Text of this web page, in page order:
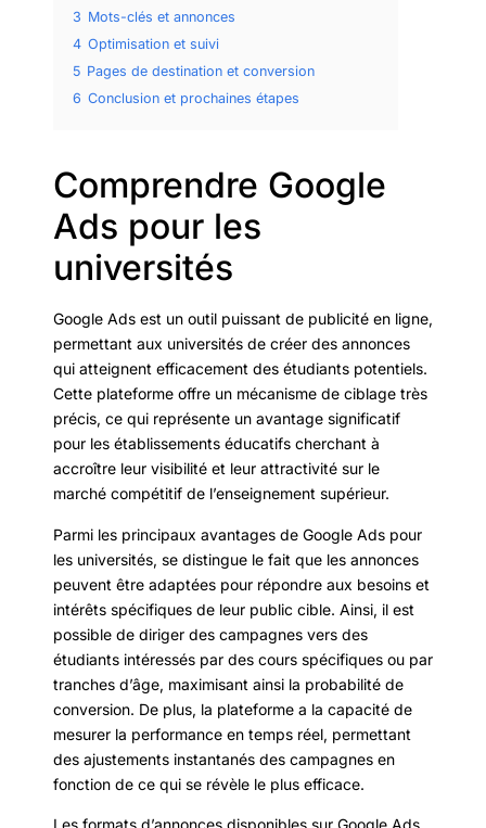
3 Mots-clés et annonces
4 Optimisation et suivi
5 Pages de destination et conversion
6 Conclusion et prochaines étapes
Comprendre Google
Ads pour les
universités
Google Ads est un outil puissant de publicité en ligne,
permettant aux universités de créer des annonces
qui atteignent efficacement des étudiants potentiels.
Cette plateforme offre un mécanisme de ciblage très
précis, ce qui représente un avantage significatif
pour les établissements éducatifs cherchant à
accroître leur visibilité et leur attractivité sur le
marché compétitif de l’enseignement supérieur.
Parmi les principaux avantages de Google Ads pour
les universités, se distingue le fait que les annonces
peuvent être adaptées pour répondre aux besoins et
intérêts spécifiques de leur public cible. Ainsi, il est
possible de diriger des campagnes vers des
étudiants intéressés par des cours spécifiques ou par
tranches d’âge, maximisant ainsi la probabilité de
conversion. De plus, la plateforme a la capacité de
mesurer la performance en temps réel, permettant
des ajustements instantanés des campagnes en
fonction de ce qui se révèle le plus efficace.